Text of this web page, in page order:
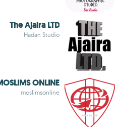
The Ajaira LTD
Hadan Studio
ONLINE
moslimsonline